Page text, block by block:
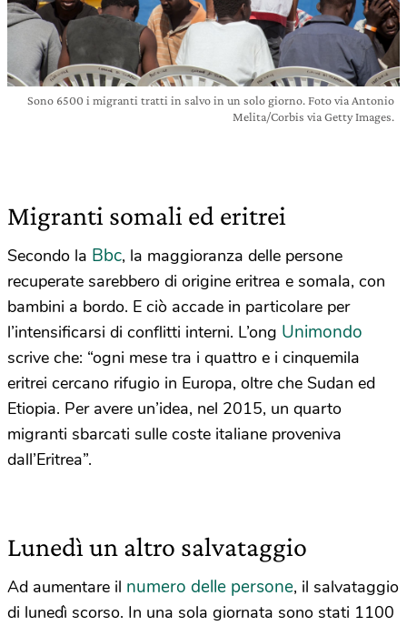
Sono 6500 i migranti tratti in salvo in un solo giorno. Foto via Antonio
Melita/Corbis via Getty Images.
Migranti somali ed eritrei
Secondo la Bbc, la maggioranza delle persone
recuperate sarebbero di origine eritrea e somala, con
bambini a bordo. E ciò accade in particolare per
l’intensificarsi di conflitti interni. L’ong Unimondo
scrive che: “ogni mese tra i quattro e i cinquemila
eritrei cercano rifugio in Europa, oltre che Sudan ed
Etiopia. Per avere un’idea, nel 2015, un quarto
migranti sbarcati sulle coste italiane proveniva
dall’Eritrea”.
Lunedì un altro salvataggio
Ad aumentare il numero delle persone, il salvataggio
di lunedì scorso. In una sola giornata sono stati 1100